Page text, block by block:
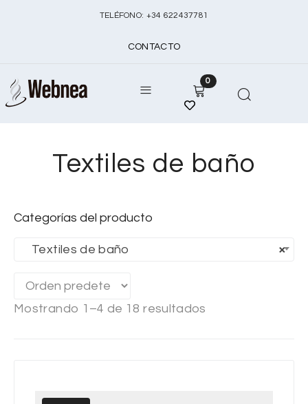
TELÉFONO: +34 622437781
CONTACTO
0
Textiles de baño
Categorías del producto
×
Textiles de baño
Mostrando 1–4 de 18 resultados